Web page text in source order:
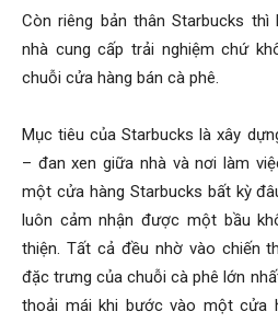
Còn riêng bản thân Starbucks
nhà cung cấp trải nghiệm chứ
chuỗi cửa hàng bán cà phê.
Mục tiêu của Starbucks là xây
– đan xen giữa nhà và nơi làm
một cửa hàng Starbucks bất kỳ
luôn cảm nhận được một bầu
thiện. Tất cả đều nhờ vào chiến
đặc trưng của chuỗi cà phê lớn
thoải mái khi bước vào một cửa